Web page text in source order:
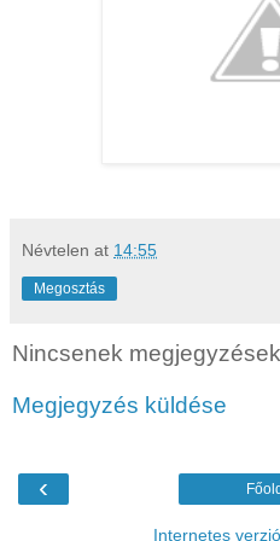
Névtelen at 14:55
Megosztás
Nincsenek
Megjegyzés küldése
‹
Internetes